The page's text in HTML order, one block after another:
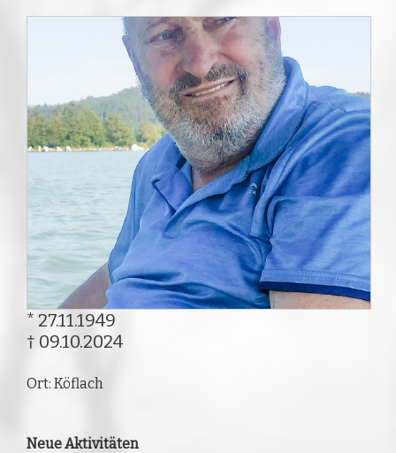
* 27.11.1949
† 09.10.2024
Ort: Köflach
Neue Aktivitäten